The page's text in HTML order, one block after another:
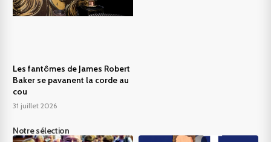
Les fantômes de James Robert
Baker se pavanent la corde au
cou
31 juillet 2026
Notre sélection